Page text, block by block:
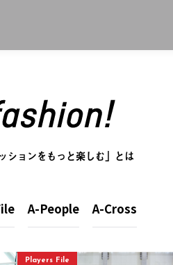
ションをもっと楽しむ」とは
A-People A-Cross
Players File